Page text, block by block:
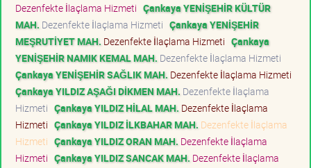
Dezenfekte İlaçlama Hizmeti Çankaya YENİŞEHİR KÜLTÜR
MAH. Dezenfekte İlaçlama Hizmeti Çankaya YENİŞEHİR
MEŞRUTİYET MAH. Dezenfekte İlaçlama Hizmeti Çankaya
YENİŞEHİR NAMIK KEMAL MAH. Dezenfekte İlaçlama Hizmeti
Çankaya YENİŞEHİR SAĞLIK MAH. Dezenfekte İlaçlama Hizmeti
Çankaya YILDIZ AŞAĞI DİKMEN MAH. Dezenfekte İlaçlama
Hizmeti Çankaya YILDIZ HİLAL MAH. Dezenfekte İlaçlama
Hizmeti Çankaya YILDIZ İLKBAHAR MAH. Dezenfekte İlaçlama
Hizmeti Çankaya YILDIZ ORAN MAH. Dezenfekte İlaçlama
Hizmeti Çankaya YILDIZ SANCAK MAH. Dezenfekte İlaçlama